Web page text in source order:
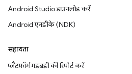
Android Studio डाउनलोड करें
Android एनडीके (NDK)
सहायता
प्लैटफ़ॉर्म गड़बड़ी की रिपोर्ट करें